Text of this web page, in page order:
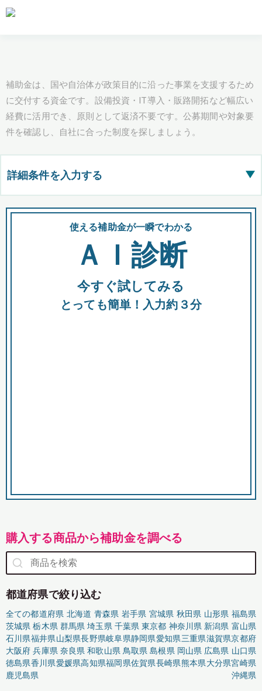
補助金は、国や自治体が政策目的に沿った事業を支援するため
に交付する資金です。設備投資・IT導入・販路開拓など幅広い
経費に活用でき、原則として返済不要です。公募期間や対象要
件を確認し、自社に合った制度を探しましょう。
詳細条件を入力する ▶
都道府県
全国の検索結果を含めて表示
助成金 融資 出資
使える補助金が一瞬でわかる
ＡＩ診断
今すぐ試してみる
とっても簡単！入力約３分
購入する商品から補助金を調べる
都道府県で絞り込む
全ての都道府県 北海道 青森県 岩手県 宮城県 秋田県 山形県 福島県
茨城県 栃木県 群馬県 埼玉県 千葉県 東京都 神奈川県 新潟県 富山県
石川県福井県山梨県長野県岐阜県静岡県愛知県三重県滋賀県京都府
大阪府 兵庫県 奈良県 和歌山県 鳥取県 島根県 岡山県 広島県 山口県
徳島県香川県愛媛県高知県福岡県佐賀県長崎県熊本県大分県宮崎県
鹿児島県
沖縄県